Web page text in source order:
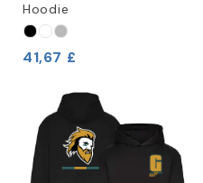
Hoodie
41,67 £